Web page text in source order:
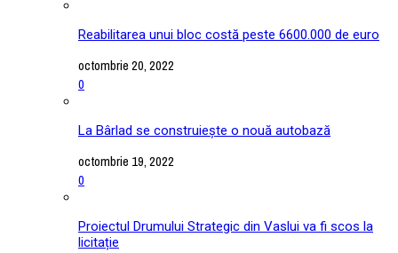
Reabilitarea unui bloc costă peste 6600.000 de euro
octombrie 20, 2022
0
La Bârlad se construiește o nouă autobază
octombrie 19, 2022
0
Proiectul Drumului Strategic din Vaslui va fi scos la
licitație